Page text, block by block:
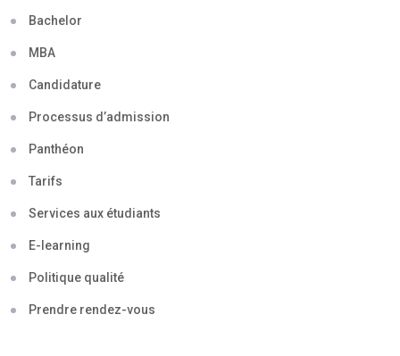
Bachelor
MBA
Candidature
Processus d’admission
Panthéon
Tarifs
Services aux étudiants
E-learning
Politique qualité
Prendre rendez-vous